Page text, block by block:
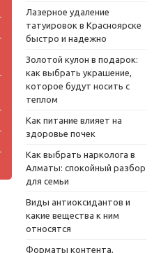
Лазерное удаление
татуировок в Красноярске
быстро и надежно
Золотой кулон в подарок:
как выбрать украшение,
которое будут носить с
теплом
Как питание влияет на
здоровье почек
Как выбрать нарколога в
Алматы: спокойный разбор
для семьи
Виды антиоксидантов и
какие вещества к ним
относятся
Форматы контента,